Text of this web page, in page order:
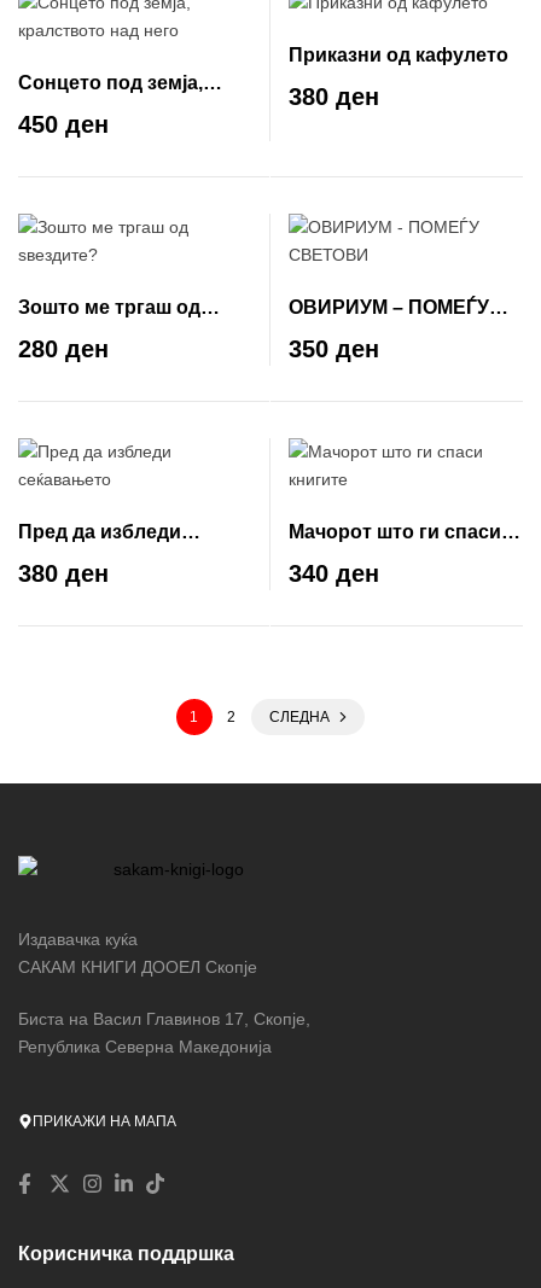
Сонцето под земја,
кралството над него
450 ден
Приказни од кафулето
380 ден
Зошто ме тргаш од
ѕвездите?
280 ден
ОВИРИУМ – ПОМЕЃУ
СВЕТОВИ
350 ден
Пред да избледи
сеќавањето
380 ден
Мачорот што ги спаси
книгите
340 ден
1 2 СЛЕДНА
Издавачка куќа
САКАМ КНИГИ ДООЕЛ Скопје
Биста на Васил Главинов 17, Скопје,
Република Северна Македонија
ПРИКАЖИ НА МАПА
Корисничка поддршка